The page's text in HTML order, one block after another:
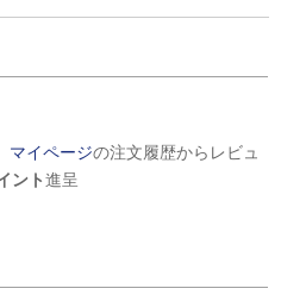
マイページの注文履歴からレビュ
ント進呈